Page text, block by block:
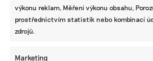
výkonu reklam, Měření výkonu obsahu,
prostřednictvím statistik nebo kombinací
zdrojů.
Marketing
Ani trend, ani povinnost.
způsob, jak řídit firmu do